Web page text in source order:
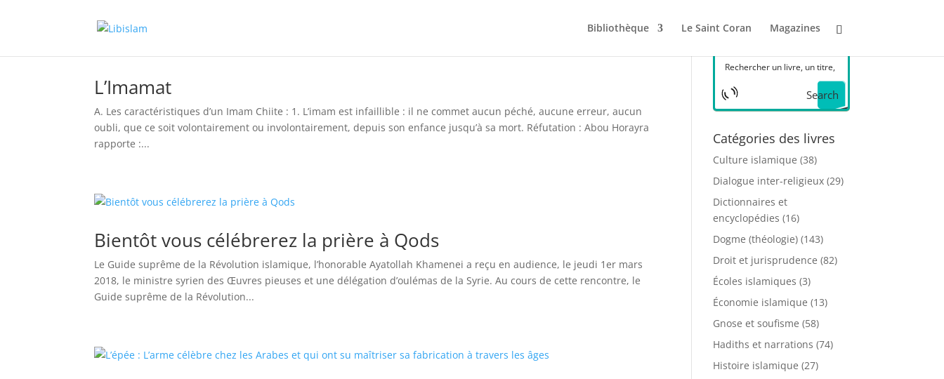
Bibliothèque Le Saint Coran Magazines
L’Imamat
A. Les caractéristiques d’un Imam Chiite : 1. L’imam est infaillible : il ne commet aucun péché, aucune erreur, aucun
oubli, que ce soit volontairement ou involontairement, depuis son enfance jusqu’à sa mort. Réfutation : Abou Horayra
rapporte :...
Bientôt vous célébrerez la prière à Qods
Le Guide suprême de la Révolution islamique, l’honorable Ayatollah Khamenei a reçu en audience, le jeudi 1er mars
2018, le ministre syrien des Œuvres pieuses et une délégation d’oulémas de la Syrie. Au cours de cette rencontre, le
Guide suprême de la Révolution...
Search
Catégories des livres
Culture islamique (38)
Dialogue inter-religieux (29)
Dictionnaires et
encyclopédies (16)
Dogme (théologie) (143)
Droit et jurisprudence (82)
Écoles islamiques (3)
Économie islamique (13)
Gnose et soufisme (58)
Hadiths et narrations (74)
Histoire islamique (27)